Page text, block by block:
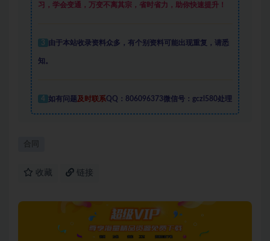
习，学会变通，万变不离其宗，省时省力，助你快速提升！
3 由于本站收录资料众多，有个别资料可能出现重复，请悉
知。
4 如有问题及时联系QQ：806096373微信号：gczl580处理
合同
收藏 链接